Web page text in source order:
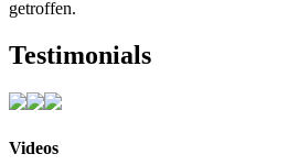
getroffen.
Testimonials
Videos